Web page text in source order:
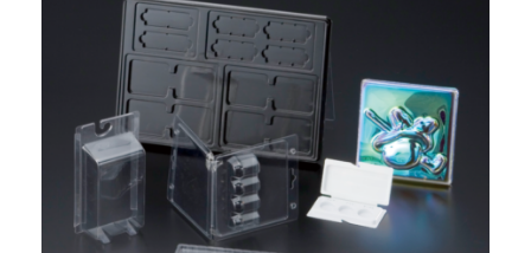
採用情報
新着情報
TEL052-439-5951